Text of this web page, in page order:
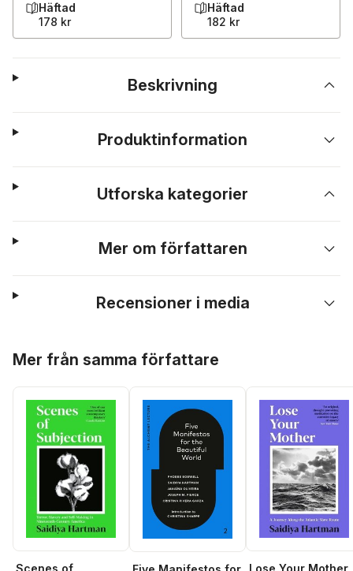
Häftad
178 kr
Häftad
182 kr
Beskrivning
Produktinformation
Utforska kategorier
Mer om författaren
Recensioner i media
Mer från samma författare
Scenes of
Lose Your Mother